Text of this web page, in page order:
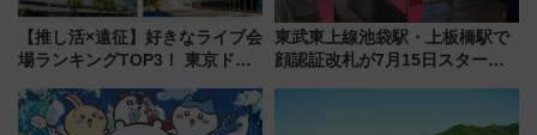
【推し活×遠征】好きなライブ会
場ランキングTOP3！ 東京ドー
由と交通アクセス術、ライブ会
場に何を求める？
東武東上線池袋駅・上板橋駅で
顔認証改札が7月15日スター